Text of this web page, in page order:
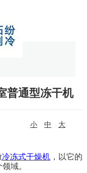
普通型冻干机
小 中 大
冷冻式干燥机 ，以它的
域。